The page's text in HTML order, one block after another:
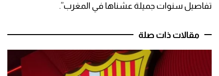
تفاصيل سنوات جميلة عشناها في المغرب”.
مقالات ذات صلة